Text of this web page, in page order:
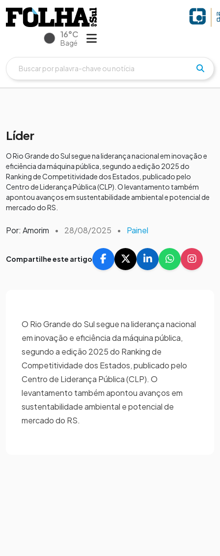
16°C
Bagé
Líder
O Rio Grande do Sul segue na liderança nacional em inovação e
eficiência da máquina pública, segundo a edição 2025 do
Ranking de Competitividade dos Estados, publicado pelo
Centro de Liderança Pública (CLP). O levantamento também
apontou avanços em sustentabilidade ambiental e potencial de
mercado do RS.
Por: Amorim • 28/08/2025 • Painel
Compartilhe este artigo
O Rio Grande do Sul segue na liderança nacional
em inovação e eficiência da máquina pública,
segundo a edição 2025 do Ranking de
Competitividade dos Estados, publicado pelo
Centro de Liderança Pública (CLP). O
levantamento também apontou avanços em
sustentabilidade ambiental e potencial de
mercado do RS.